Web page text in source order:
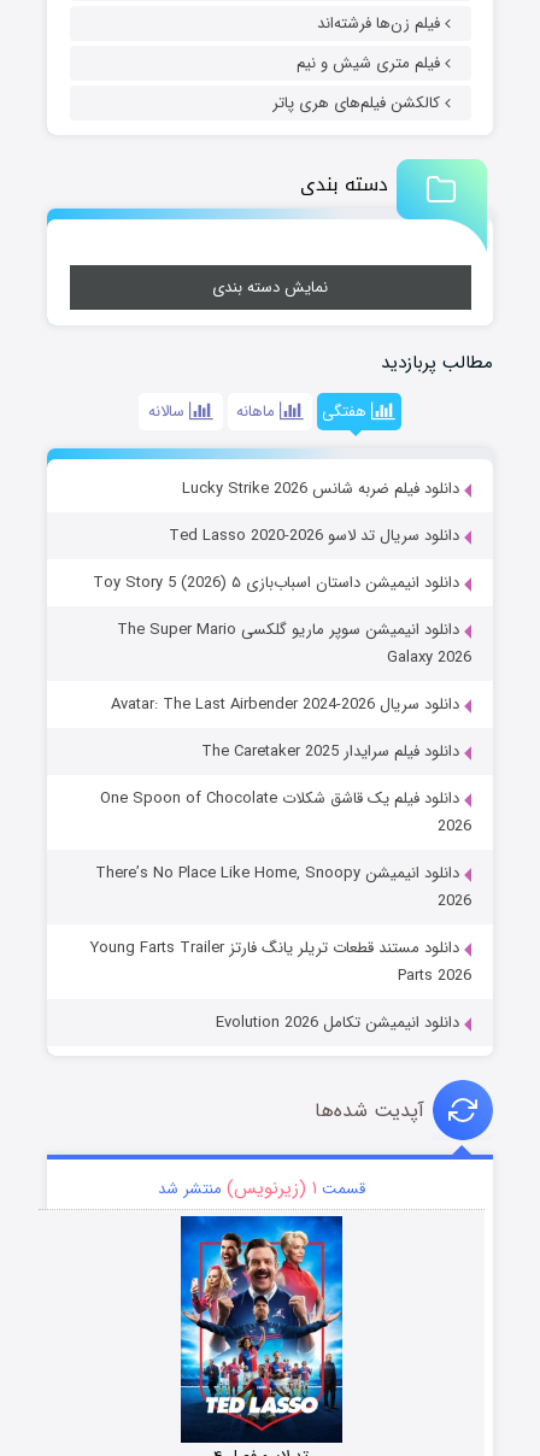
فیلم زن‌ها فرشته‌اند
فیلم متری شیش و نیم
کالکشن فیلم‌های هری پاتر
دسته بندی
نمایش دسته بندی
مطالب پربازدید
هفتگی ماهانه سالانه
دانلود فیلم ضربه شانس Lucky Strike 2026
دانلود سریال تد لاسو Ted Lasso 2020-2026
دانلود انیمیشن داستان اسباب‌بازی ۵ Toy Story 5 (2026)
دانلود انیمیشن سوپر ماریو گلکسی The Super Mario
Galaxy 2026
دانلود سریال Avatar: The Last Airbender 2024-2026
دانلود فیلم سرایدار The Caretaker 2025
دانلود فیلم یک قاشق شکلات One Spoon of Chocolate
2026
دانلود انیمیشن There’s No Place Like Home, Snoopy
2026
دانلود مستند قطعات تریلر یانگ فارتز Young Farts Trailer
Parts 2026
دانلود انیمیشن تکامل Evolution 2026
آپدیت شده‌ها
قسمت ۱ (زیرنویس) منتشر شد